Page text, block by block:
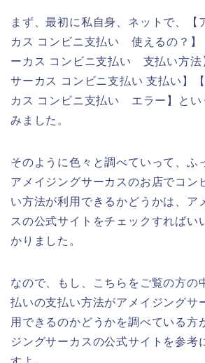
まず、最初に私自身、ネットで、【
カス コンビニ支払い 使えるの？】
ーカス コンビニ支払い 支払い方法
サーカス コンビニ支払い 支払い】
カス コンビニ支払い エラー】とい
みました。
そのように色々と調べていって、ふ
アメイジングサーカスのお店でコン
い方法が利用できるかどうかは、ア
スの公式サイトをチェックすればい
かりました。
なので、もし、こちらをご覧の方の
払いの支払い方法がアメイジングサ
用できるのかどうかを調べている方
ジングサーカスの公式サイトを参考